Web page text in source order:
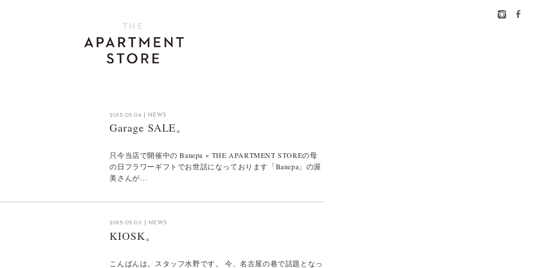
2015.05.04 NEWS
Garage SALE。
只今当店で開催中の Banepa × THE APARTMENT STOREの母
の日フラワーギフトでお世話になっております「Banepa」の渥
美さんが…
2015.05.03 NEWS
KIOSK。
こんばんは。スタッフ水野です。 今、名古屋の巷で話題となっ